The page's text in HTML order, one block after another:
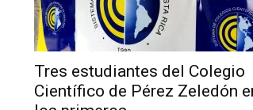
Tres estudiantes del Colegio
Científico de Pérez Zeledón